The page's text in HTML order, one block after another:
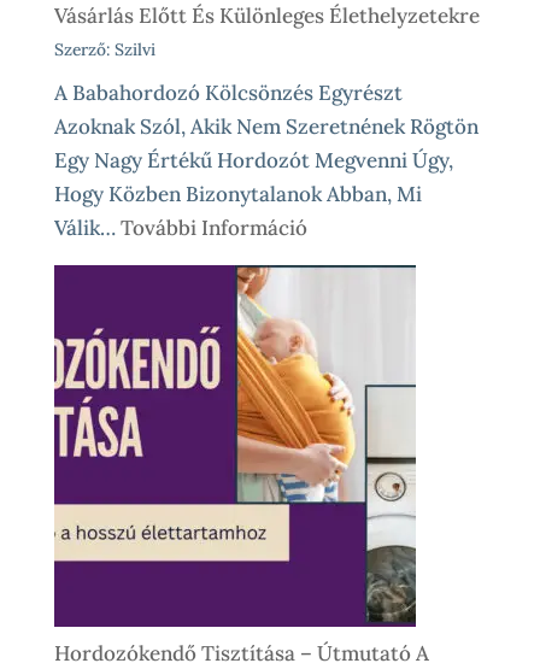
Vásárlás Előtt És Különleges Élethelyzetekre
Szerző: Szilvi
A Babahordozó Kölcsönzés Egyrészt
Azoknak Szól, Akik Nem Szeretnének Rögtön
Egy Nagy Értékű Hordozót Megvenni Úgy,
Hogy Közben Bizonytalanok Abban, Mi
Válik…További Információ:
Babahordozó
Avagy
Okos
Próba
Vásárlás
Előtt
És
Különleges
Élethelyzetekre
Hordozókendő Tisztítása – Útmutató A